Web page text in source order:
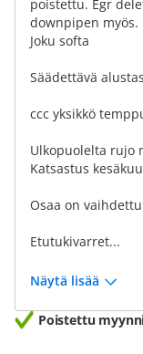
poistettu. Egr
downpipen myös.
Joku softa
Säädettävä
ccc yksikkö
Ulkopuolelta rujo
Katsastus
Osaa on vaihdettu
Etutukivarret...
Näytä lisää
Poistettu